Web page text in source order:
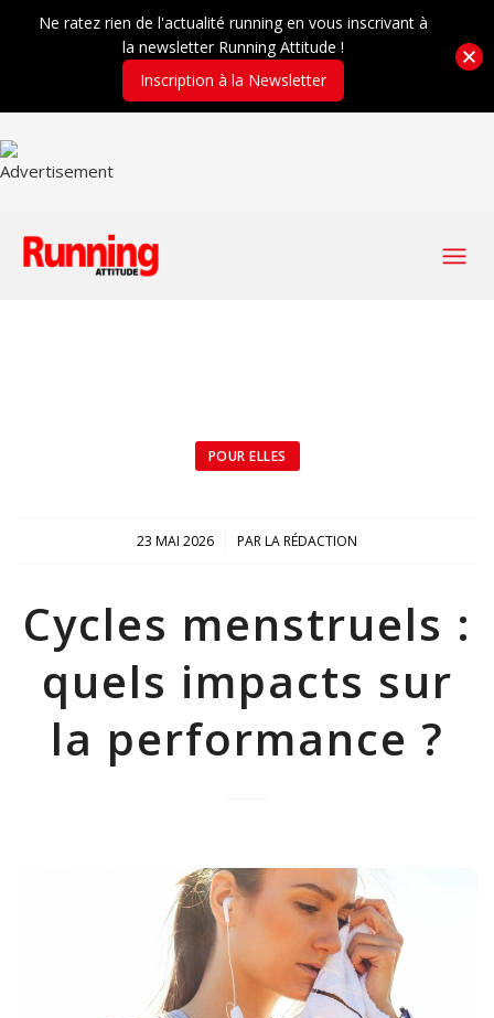
POUR ELLES
23 MAI 2026
/ PARLA RÉDACTION
Cycles menstruels :
quels impacts sur
la performance ?
Ne ratez rien de l'actualité running en vous inscrivant à
la newsletter Running Attitude !
Inscription à la Newsletter